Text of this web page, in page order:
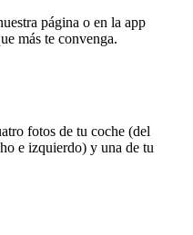
página o en la app
más te convenga.
fotos de tu coche (del
e izquierdo) y una de tu